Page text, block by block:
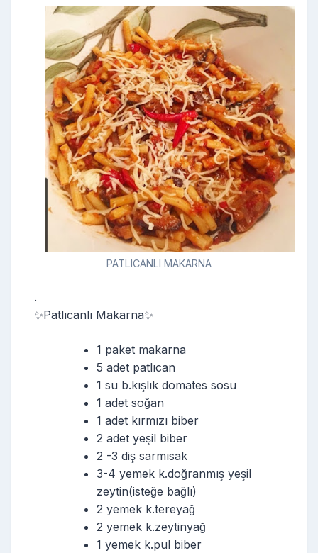
PATLICANLI MAKARNA
.
✨Patlıcanlı Makarna✨
1 paket makarna
5 adet patlıcan
1 su b.kışlık domates sosu
1 adet soğan
1 adet kırmızı biber
2 adet yeşil biber
2 -3 diş sarmısak
3-4 yemek k.doğranmış yeşil
zeytin(isteğe bağlı)
2 yemek k.tereyağ
2 yemek k.zeytinyağ
1 yemek k.pul biber